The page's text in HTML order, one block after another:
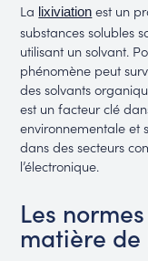
La lixiviation est un
substances solubles
utilisant un solvant.
phénomène peut
des solvants
est un facteur clé
environnementale et
dans des secteurs
l’électronique.
Les
matière